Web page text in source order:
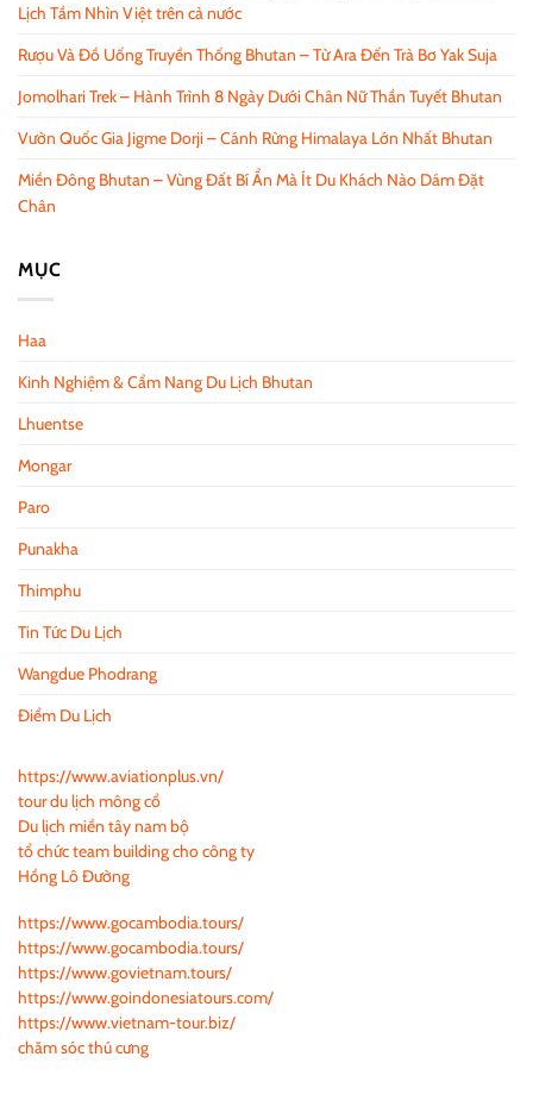
Lịch Tầm Nhìn Việt trên cả nước
Rượu Và Đồ Uống Truyền Thống Bhutan – Từ Ara Đến Trà Bơ Yak Suja
Jomolhari Trek – Hành Trình 8 Ngày Dưới Chân Nữ Thần Tuyết Bhutan
Vườn Quốc Gia Jigme Dorji – Cánh Rừng Himalaya Lớn Nhất Bhutan
Miền Đông Bhutan – Vùng Đất Bí Ẩn Mà Ít Du Khách Nào Dám Đặt
Chân
MỤC
Haa
Kinh Nghiệm & Cẩm Nang Du Lịch Bhutan
Lhuentse
Mongar
Paro
Punakha
Thimphu
Tin Tức Du Lịch
Wangdue Phodrang
Điểm Du Lịch
https://www.aviationplus.vn/
tour du lịch mông cổ
Du lịch miền tây nam bộ
tổ chức team building cho công ty
Hồng Lô Đường
https://www.gocambodia.tours/
https://www.gocambodia.tours/
https://www.govietnam.tours/
https://www.goindonesiatours.com/
https://www.vietnam-tour.biz/
chăm sóc thú cưng